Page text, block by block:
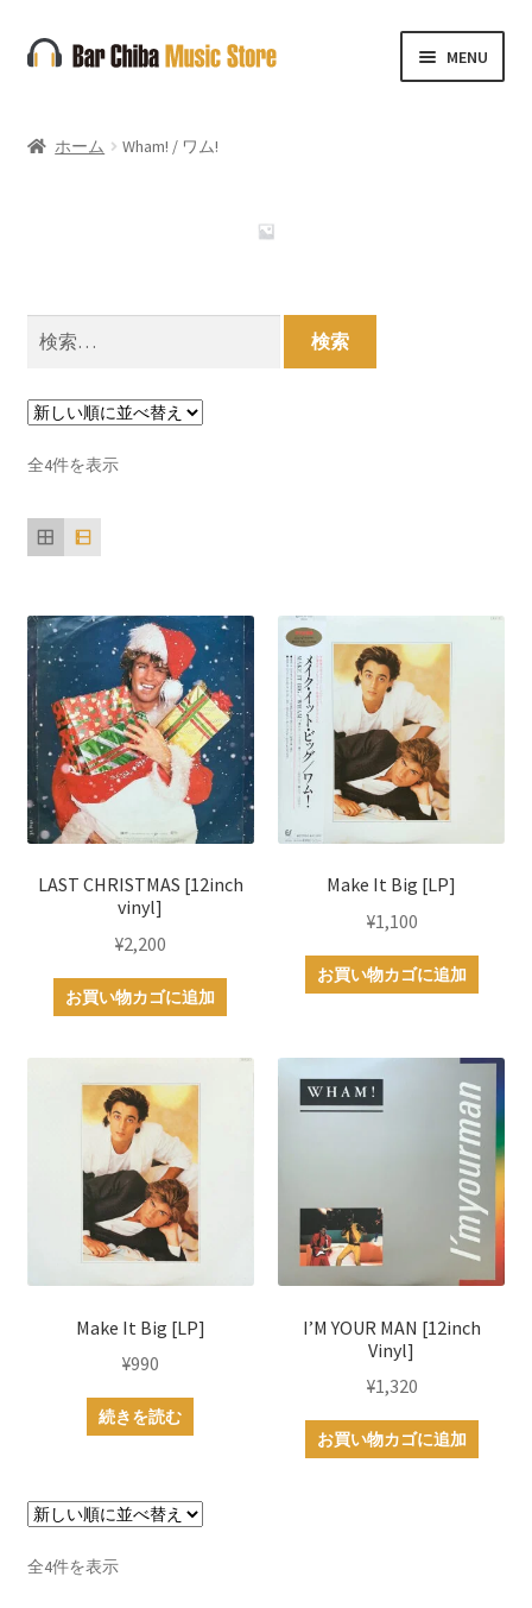
ナ
ビ
ー
キ
ッ
コ
ン
ン
プ
MENU
ホーム Wham! / ワム!
検
索:
全4件を表示新
LAST CHRISTMAS [12inch
vinyl]
¥2,200
お買い物カゴに追加
Make It Big [LP]
¥1,100
お買い物カゴに追加
Make It Big [LP]
¥990
続きを読む
I’M YOUR MAN [12inch
Vinyl]
¥1,320
お買い物カゴに追加
全4件を表示新